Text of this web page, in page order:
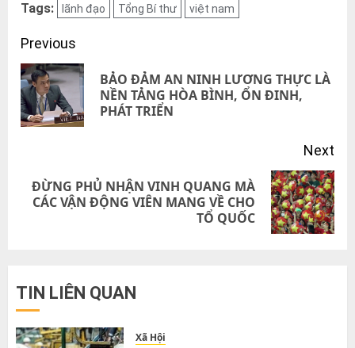
Tags: lãnh đạo Tổng Bí thư việt nam
Post
navigation
Previous
BẢO ĐẢM AN NINH LƯƠNG THỰC LÀ
NỀN TẢNG HÒA BÌNH, ỔN ĐINH,
PHÁT TRIỂN
Next
Next
ĐỪNG PHỦ NHẬN VINH QUANG MÀ
CÁC VẬN ĐỘNG VIÊN MANG VỀ CHO
TỔ QUỐC
TIN LIÊN QUAN
Xã Hội